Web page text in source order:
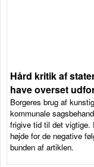
Hård kritik af
have overset
Borgeres brug af
kommunale
frigive tid til det vigtige.
højde for de negative
bunden af artiklen.